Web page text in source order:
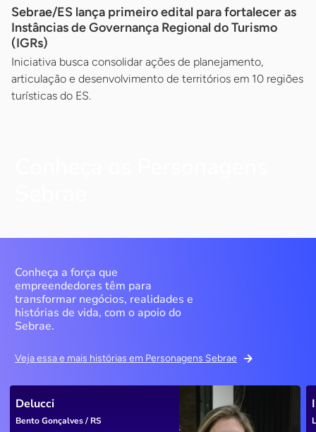
Sebrae/ES lança primeiro edital para fortalecer as
Instâncias de Governança Regional do Turismo
(IGRs)
Iniciativa busca consolidar ações de planejamento,
articulação e desenvolvimento de territórios em 10 regiões
turísticas do ES.
Conheça a força que
empreendedores têm para
transformar negócios, realidades e
histórias de vida, com o apoio do
Sebrae.
Veja essa e mais histórias em Personagens Sebrae
Delucci
Bento Gonçalves / RS